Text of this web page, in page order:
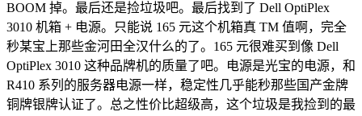
BOOM 掉。最后还是捡垃圾吧。最后找到了 Dell OptiPlex
3010 机箱 + 电源。只能说 165 元这个机箱真 TM 值啊，完全
秒某宝上那些金河田全汉什么的了。165 元很难买到像 Dell
OptiPlex 3010 这种品牌机的质量了吧。电源是光宝的电源，和
R410 系列的服务器电源一样，稳定性几乎能秒那些国产金牌
铜牌银牌认证了。总之性价比超级高，这个垃圾是我捡到的最